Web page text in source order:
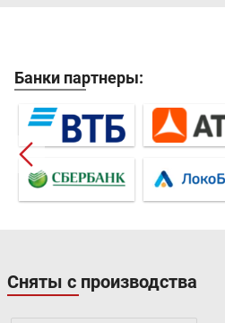
Банки партнеры:
Сняты с производства